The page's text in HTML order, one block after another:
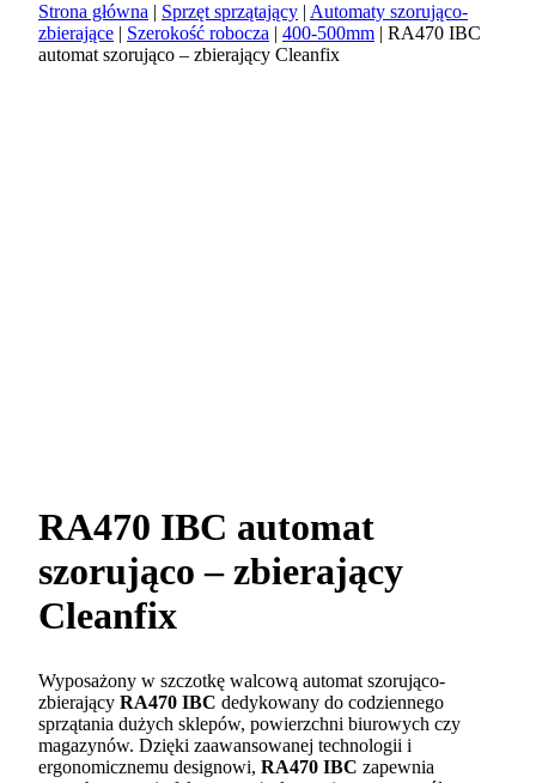
Strona główna | Sprzęt sprzątający | Automaty szorująco-
zbierające | Szerokość robocza | 400-500mm | RA470 IBC
automat szorująco – zbierający Cleanfix
RA470 IBC automat
szorująco – zbierający
Cleanfix
Wyposażony w szczotkę walcową automat szorująco-
zbierający RA470 IBC dedykowany do codziennego
sprzątania dużych sklepów, powierzchni biurowych czy
magazynów. Dzięki zaawansowanej technologii i
ergonomicznemu designowi, RA470 IBC zapewnia